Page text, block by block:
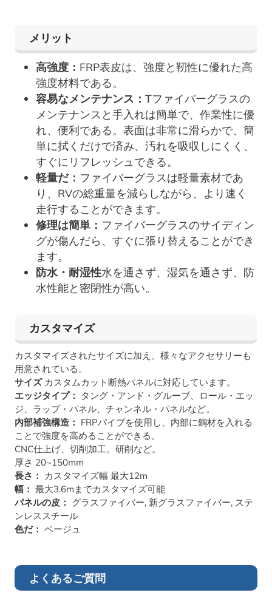
メリット
高強度： FRP表皮は、強度と靭性に優れた高
強度材料である。
容易なメンテナンス：Tファイバーグラスの
メンテナンスと手入れは簡単で、作業性に優
れ、便利である。表面は非常に滑らかで、簡
単に拭くだけで済み、汚れを吸収しにくく、
すぐにリフレッシュできる。
軽量だ： ファイバーグラスは軽量素材であ
り、RVの総重量を減らしながら、より速く
走行することができます。
修理は簡単： ファイバーグラスのサイディン
グが傷んだら、すぐに張り替えることができ
ます。
防水・耐湿性水を通さず、湿気を通さず、防
水性能と密閉性が高い。
カスタマイズ
カスタマイズされたサイズに加え、様々なアクセサリーも
用意されている。
サイズカスタムカット断熱パネルに対応しています。
エッジタイプ：
タング・アンド・グルーブ、ロール・エッ
ジ、ラップ・パネル、チャンネル・パネルなど。
内部補強構造： FRPパイプを使用し、内部に鋼材を入れる
ことで強度を高めることができる。
CNC仕上げ、切削加工。研削など。
厚さ 20~150mm
長さ：
カスタマイズ幅 最大12m
幅： 最大3.6mまでカスタマイズ可能
パネルの皮： グラスファイバー, 新グラスファイバー, ステ
ンレススチール
色だ： ベージュ
よくあるご質問